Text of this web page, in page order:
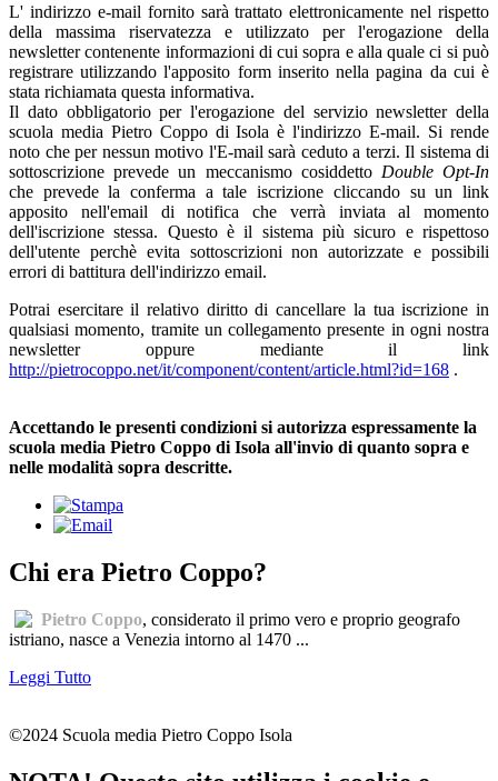
L' indirizzo e-mail fornito sarà trattato elettronicamente nel rispetto
della massima riservatezza e utilizzato per l'erogazione della
newsletter contenente informazioni di cui sopra e alla quale ci si può
registrare utilizzando l'apposito form inserito nella pagina da cui è
stata richiamata questa informativa.
Il dato obbligatorio per l'erogazione del servizio newsletter della
scuola media Pietro Coppo di Isola è l'indirizzo E-mail. Si rende
noto che per nessun motivo l'E-mail sarà ceduto a terzi. Il sistema di
sottoscrizione prevede un meccanismo cosiddetto Double Opt-In
che prevede la conferma a tale iscrizione cliccando su un link
apposito nell'email di notifica che verrà inviata al momento
dell'iscrizione stessa. Questo è il sistema più sicuro e rispettoso
dell'utente perchè evita sottoscrizioni non autorizzate e possibili
errori di battitura dell'indirizzo email.
Potrai esercitare il relativo diritto di cancellare la tua iscrizione in
qualsiasi momento, tramite un collegamento presente in ogni nostra
newsletter oppure mediante il link
http://pietrocoppo.net/it/component/content/article.html?id=168 .
Accettando le presenti condizioni si autorizza espressamente la
scuola media Pietro Coppo di Isola all'invio di quanto sopra e
nelle modalità sopra descritte.
Chi era Pietro Coppo?
Pietro Coppo, considerato il primo vero e proprio geografo
istriano, nasce a Venezia intorno al 1470 ...
Leggi Tutto
©2024 Scuola media Pietro Coppo Isola